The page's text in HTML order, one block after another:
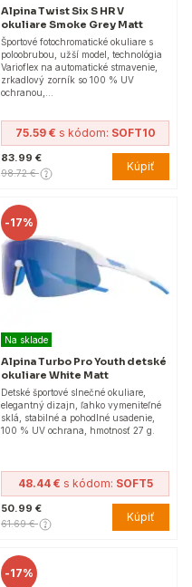
Alpina Twist Six S HR V
okuliare Smoke Grey Matt
Športové fotochromatické okuliare s
poloobrubou, užší model, technológia
Varioflex na automatické stmavenie,
zrkadlový zorník so 100 % UV
ochranou,…
75.59 € s kódom: SOFT10
83.99 €
98.72 € Kúpiť
-17%
Na sklade
Alpina Turbo Pro Youth detské
okuliare White Matt
Detské športové slnečné okuliare,
elegantný dizajn, ľahko vymeniteľné
sklá, stabilné a pohodlné usadenie,
100 % UV ochrana, hmotnosť 27 g.
48.44 € s kódom: SOFT5
50.99 €
61.69 € Kúpiť
-17%